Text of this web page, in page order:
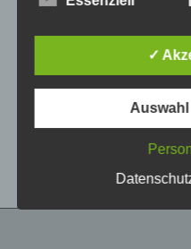
19×8,5 ET35 5×112
450,00€ *
unter anderem die
identifizierbare
wird eine
✓